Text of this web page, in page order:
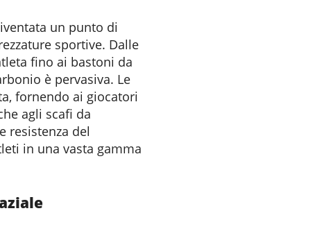
un punto di
sportive. Dalle
fino ai bastoni da
è pervasiva. Le
fornendo ai giocatori
agli scafi da
resistenza del
in una vasta gamma